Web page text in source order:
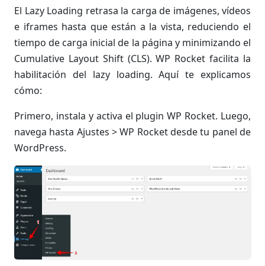
El Lazy Loading retrasa la carga de imágenes, vídeos
e iframes hasta que están a la vista, reduciendo el
tiempo de carga inicial de la página y minimizando el
Cumulative Layout Shift (CLS). WP Rocket facilita la
habilitación del lazy loading. Aquí te explicamos
cómo:
Primero, instala y activa el plugin WP Rocket. Luego,
navega hasta Ajustes > WP Rocket desde tu panel de
WordPress.